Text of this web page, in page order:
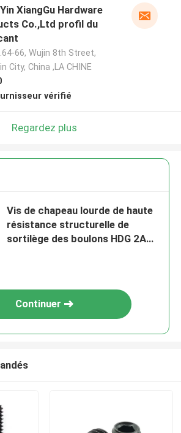
XiangGu Hardware
Co.,Ltd profil du
66, Wujin 8th Street,
City, China ,LA CHINE
vérifié
Regardez plus
Vis de chapeau lourde de haute
résistance structurelle de
sortilège des boulons HDG 2A
Continuer